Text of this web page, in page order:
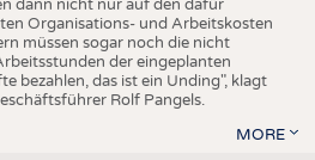
dann nicht nur auf den dafür
Organisations- und Arbeitskosten
müssen sogar noch die nicht
der eingeplanten
bezahlen, das ist ein Unding", klagt
Rolf Pangels.
MORE